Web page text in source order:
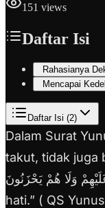
151 views
Daftar Isi
Rahasianya
Mencapai
Daftar Isi (2)
Dalam Surat
takut, tidak juga
hati.” ( QS